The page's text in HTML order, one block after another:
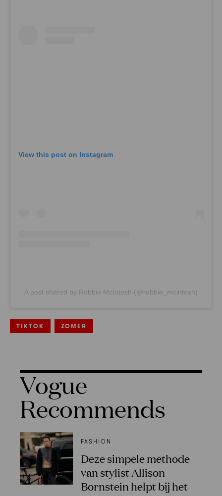
View this post on Instagram
A post shared by Robbie McIntosh (@robbie_mcintosh)
TIKTOK ZOMER
Vogue
Recommends
FASHION
Deze simpele methode
van stylist Allison
Bornstein helpt bij het